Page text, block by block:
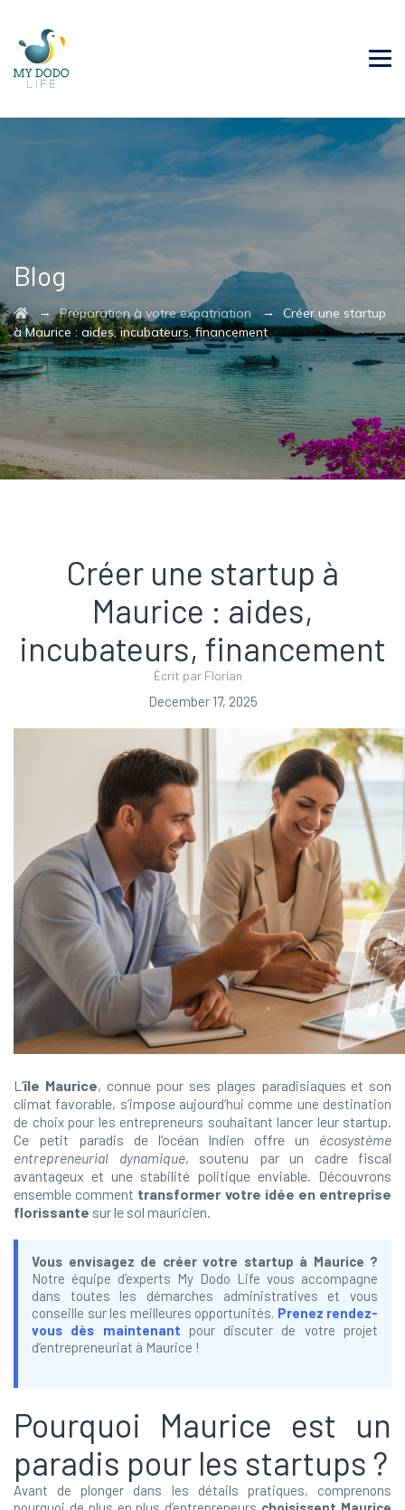
Blog
→Préparation à votre expatriation → Créer une startup
à Maurice : aides, incubateurs, financement
Créer une startup à
Maurice : aides,
incubateurs, financement
Écrit par Florian
December 17, 2025
L’île Maurice, connue pour ses plages paradisiaques et son
climat favorable, s’impose aujourd‘hui comme une destination
de choix pour les entrepreneurs souhaitant lancer leur startup.
Ce petit paradis de l’océan Indien offre un écosystème
entrepreneurial dynamique, soutenu par un cadre fiscal
avantageux et une stabilité politique enviable. Découvrons
ensemble comment transformer votre idée en entreprise
florissante sur le sol mauricien.
Vous envisagez de créer votre startup à Maurice ?
Notre équipe d’experts My Dodo Life vous accompagne
dans toutes les démarches administratives et vous
conseille sur les meilleures opportunités. Prenez rendez-
vous dès maintenant pour discuter de votre projet
d’entrepreneuriat à Maurice !
Pourquoi Maurice est un
paradis pour les startups ?
Avant de plonger dans les détails pratiques, comprenons